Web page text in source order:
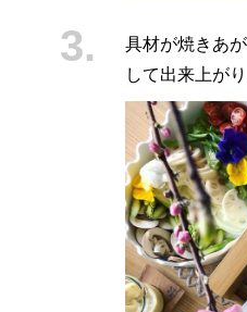
具材が焼きあ
して出来上がり